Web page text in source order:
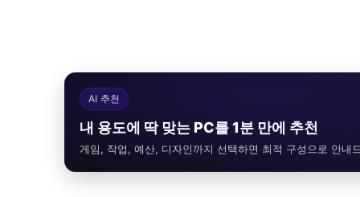
AI 추천
내 용도에 딱 맞는 PC를 1분 만에 추천
게임, 작업, 예산, 디자인까지 선택하면 최적 구성으로 안내